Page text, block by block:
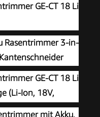
GE-CT 18 Li
Rasentrimmer 3-in-
GE-CT 18 Li
(Li-Ion, 18V,
Flowerguard, inkl
mit Akku,